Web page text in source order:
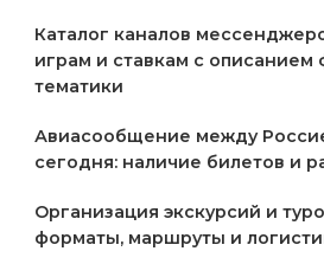
Каталог каналов
играм и ставкам с описанием
тематики
Авиасообщение между
сегодня: наличие билетов и
Организация экскурсий и
форматы, маршруты и